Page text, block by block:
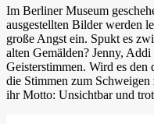
Im Berliner Museum
ausgestellten Bilder werden
große Angst ein. Spukt es
alten Gemälden? Jenny,
Geisterstimmen. Wird es den
die Stimmen zum
ihr Motto: Unsichtbar und